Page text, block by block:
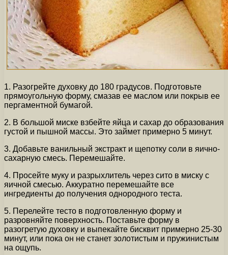
1. Разогрейте духовку до 180 градусов. Подготовьте
прямоугольную форму, смазав ее маслом или покрыв ее
пергаментной бумагой.
2. В большой миске взбейте яйца и сахар до образования
густой и пышной массы. Это займет примерно 5 минут.
3. Добавьте ванильный экстракт и щепотку соли в яично-
сахарную смесь. Перемешайте.
4. Просейте муку и разрыхлитель через сито в миску с
яичной смесью. Аккуратно перемешайте все
ингредиенты до получения однородного теста.
5. Перелейте тесто в подготовленную форму и
разровняйте поверхность. Поставьте форму в
разогретую духовку и выпекайте бисквит примерно 25-30
минут, или пока он не станет золотистым и пружинистым
на ощупь.